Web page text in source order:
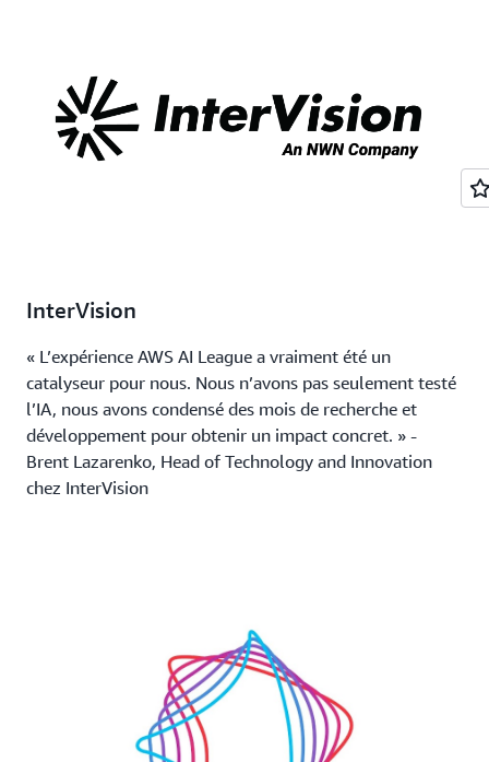
InterVision
« L’expérience AWS AI League a vraiment été un
catalyseur pour nous. Nous n’avons pas seulement testé
l’IA, nous avons condensé des mois de recherche et
développement pour obtenir un impact concret. » -
Brent Lazarenko, Head of Technology and Innovation
chez InterVision